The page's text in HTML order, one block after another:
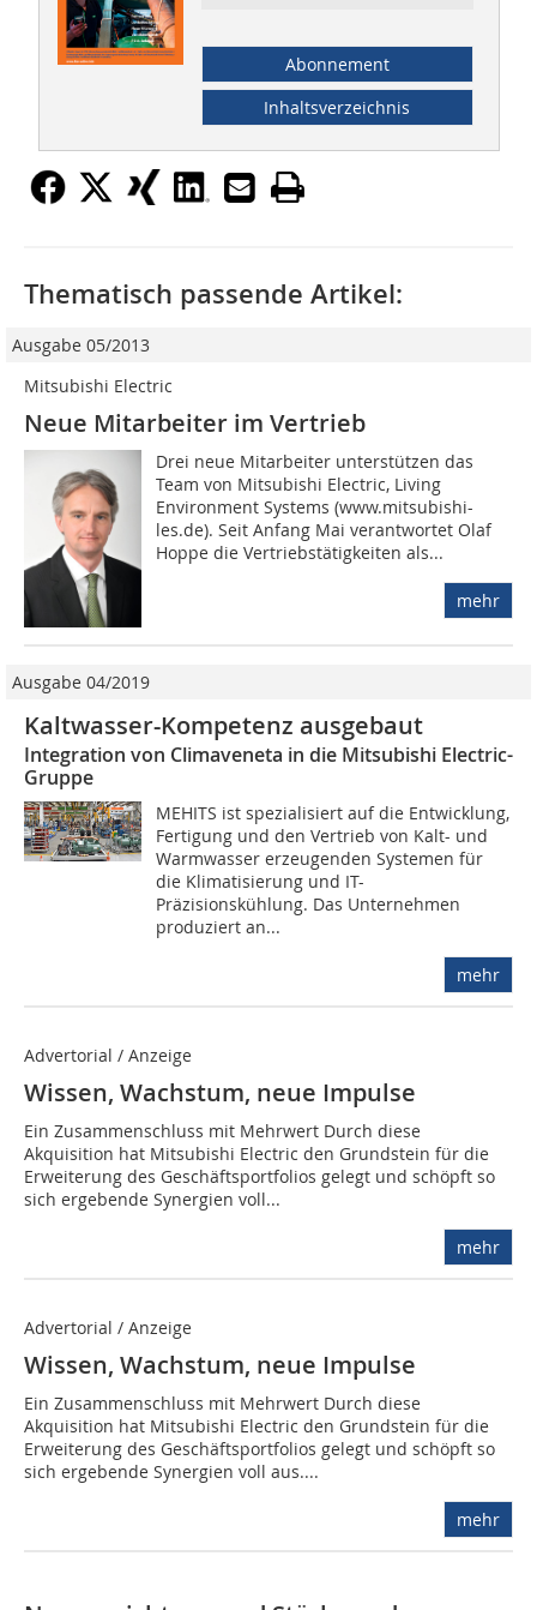
Abonnement
Inhaltsverzeichnis
Thematisch passende Artikel:
Ausgabe 05/2013
Mitsubishi Electric
Neue Mitarbeiter im Vertrieb
Drei neue Mitarbeiter unterstützen das
Team von Mitsubishi Electric, Living
Environment Systems (www.mitsubishi-
les.de). Seit Anfang Mai verantwortet Olaf
Hoppe die Vertriebstätigkeiten als...
mehr
Ausgabe 04/2019
Kaltwasser-Kompetenz ausgebaut
Integration von Climaveneta in die Mitsubishi Electric-
Gruppe
MEHITS ist spezialisiert auf die Entwicklung,
Fertigung und den Vertrieb von Kalt- und
Warmwasser erzeugenden Systemen für
die Klimatisierung und IT-
Präzisionskühlung. Das Unternehmen
produziert an...
mehr
Advertorial / Anzeige
Wissen, Wachstum, neue Impulse
Ein Zusammenschluss mit Mehrwert Durch diese
Akquisition hat Mitsubishi Electric den Grundstein für die
Erweiterung des Geschäftsportfolios gelegt und schöpft so
sich ergebende Synergien voll...
mehr
Advertorial / Anzeige
Wissen, Wachstum, neue Impulse
Ein Zusammenschluss mit Mehrwert Durch diese
Akquisition hat Mitsubishi Electric den Grundstein für die
Erweiterung des Geschäftsportfolios gelegt und schöpft so
sich ergebende Synergien voll aus....
mehr